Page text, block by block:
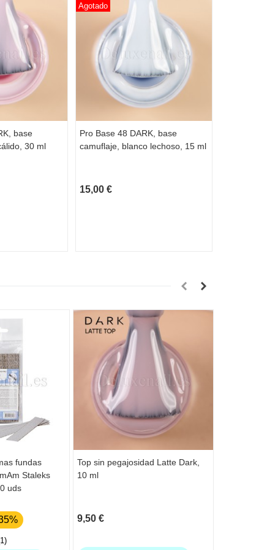
base
30 ml
Agotado
Pro Base 48 DARK, base
camuflaje, blanco lechoso, 15 ml
15,00 €
fundas
Staleks
uds
Top sin pegajosidad Latte Dark,
10 ml
9,50 €